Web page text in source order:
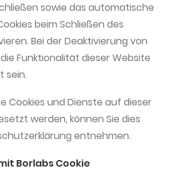
sowie das automatische
beim Schließen des
Bei der Deaktivierung von
Funktionalität dieser Website
sein.
Cookies und Dienste auf dieser
werden, können Sie dies
entnehmen.
Borlabs Cookie